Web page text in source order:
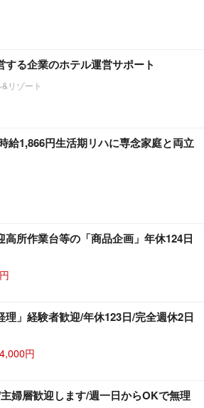
する企業のホテル運営サポート
リゾート
給1,866円生活期リハに専念家庭と両立
高所作業台等の「商品企画」年休124日
理」経験者歓迎/年休123日/完全週休2日
円
婦層歓迎します/週一日からOKで無理